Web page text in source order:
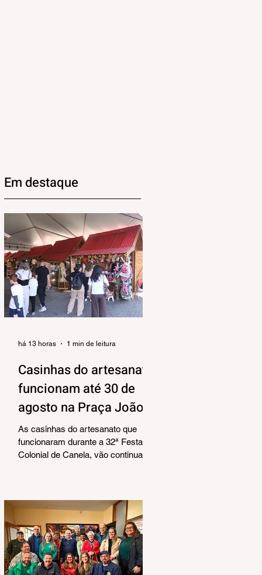
Em destaque
Casinhas do artesanato
funcionam até 30 de
agosto na Praça João
Corrêa
As casinhas do artesanato que
funcionaram durante a 32ª Festa
Colonial de Canela, vão continuar
Secretaria Municipal de Turismo e
Cultura, a pedido dos próprios
artesãos, a estrutura seguirá
montada para aproveitar a
movimentação da cidade durante a
Temporada de Inverno, que também
há 13 horas 1 min de leitura